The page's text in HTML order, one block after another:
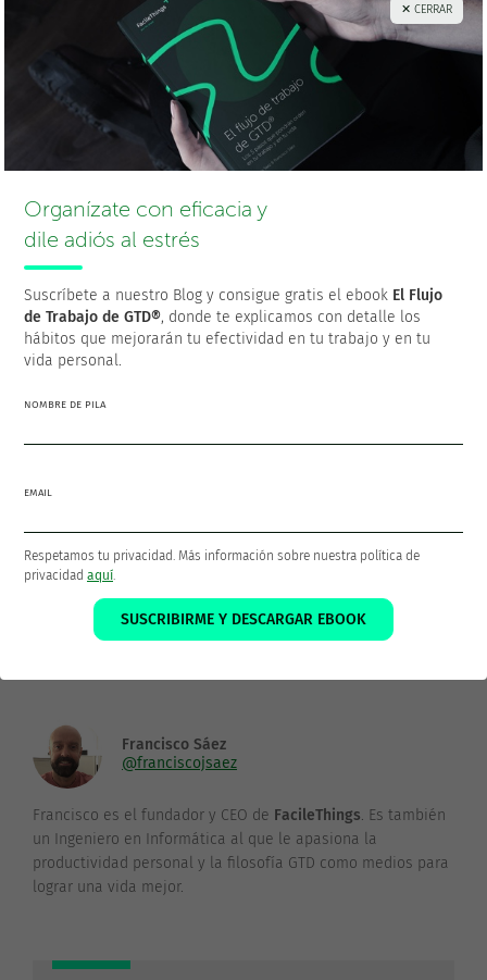
ve añadiendo nuevas acciones a medida que completes
las anteriores. Así es como se cambian las cosas,paso a
paso. Sólo necesitas
un buen sistema de organización
personal
y algo de disciplina.
Francisco Sáez
@franciscojsaez
Francisco es el fundador y CEO de FacileThings. Es también
un Ingeniero en Informática al que le apasiona la
productividad personal y la filosofía GTD como medios para
lograr una vida mejor.
✕ CERRAR
Organízate con eficacia y
dile adiós al estrés
Suscríbete a nuestro Blog y consigue gratis el ebook El Flujo
de Trabajo de GTD®, donde te explicamos con detalle los
hábitos que mejorarán tu efectividad en tu trabajo y en tu
vida personal.
NOMBRE DE PILA
EMAIL
Respetamos tu privacidad. Más información sobre nuestra política de
privacidad aquí.
SUSCRIBIRME Y DESCARGAR EBOOK